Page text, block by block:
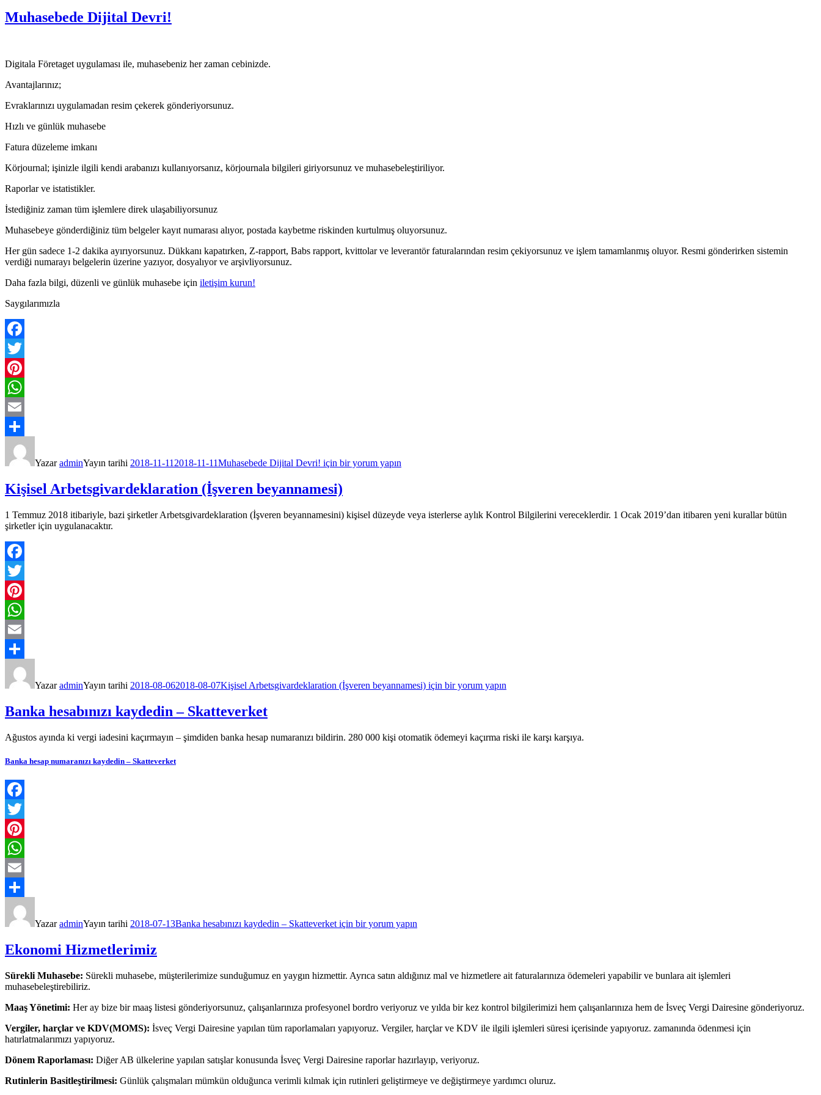
Muhasebede Dijital Devri!
Digitala Företaget uygulaması ile, muhasebeniz her zaman cebinizde.
Avantajlarınız;
Evraklarınızı uygulamadan resim çekerek gönderiyorsunuz.
Hızlı ve günlük muhasebe
Fatura düzeleme imkanı
Körjournal; işinizle ilgili kendi arabanızı kullanıyorsanız, körjournala bilgileri giriyorsunuz ve muhasebeleştiriliyor.
Raporlar ve istatistikler.
İstediğiniz zaman tüm işlemlere direk ulaşabiliyorsunuz
Muhasebeye gönderdiğiniz tüm belgeler kayıt numarası alıyor, postada kaybetme riskinden kurtulmuş oluyorsunuz.
Her gün sadece 1-2 dakika ayırıyorsunuz. Dükkanı kapatırken, Z-rapport, Babs rapport, kvittolar ve leverantör faturalarından resim çekiyorsunuz ve işlem tamamlanmış oluyor. Resmi gönderirken sistemin
verdiği numarayı belgelerin üzerine yazıyor, dosyalıyor ve arşivliyorsunuz.
Daha fazla bilgi, düzenli ve günlük muhasebe için iletişim kurun!
Saygılarımızla
Facebook
Twitter
Pinterest
WhatsApp
Email
Share
YazaradminYayın tarihi 2018-11-11 2018-11-11Muhasebede Dijital Devri! için bir yorum yapın
Kişisel Arbetsgivar­deklaration (İşveren beyannamesi)
1 Temmuz 2018 itibariyle, bazi şirketler Arbetsgivar­deklaration (İşveren beyannamesini) kişisel düzeyde veya isterlerse aylık Kontrol Bilgilerini vereceklerdir. 1 Ocak 2019’dan itibaren yeni kurallar bütün
şirketler için uygulanacaktır.
Facebook
Twitter
Pinterest
WhatsApp
Email
Share
YazaradminYayın tarihi 2018-08-062018-08-07Kişisel Arbetsgivar­deklaration (İşveren beyannamesi) için bir yorum yapın
Banka hesabınızı kaydedin – Skatteverket
Ağustos ayında ki vergi iadesini kaçırmayın – şimdiden banka hesap numaranızı bildirin. 280 000 kişi otomatik ödemeyi kaçırma riski ile karşı karşıya.
Banka hesap numaranızı kaydedin – Skatteverket
Facebook
Twitter
Pinterest
WhatsApp
Email
Share
YazaradminYayın tarihi 2018-07-13Banka hesabınızı kaydedin – Skatteverket için bir yorum yapın
Ekonomi Hizmetlerimiz
Sürekli Muhasebe: Sürekli muhasebe, müşterilerimize sunduğumuz en yaygın hizmettir. Ayrıca satın aldığınız mal ve hizmetlere ait faturalarınıza ödemeleri yapabilir ve bunlara ait işlemleri
muhasebeleştirebiliriz.
Maaş Yönetimi: Her ay bize bir maaş listesi gönderiyorsunuz, çalışanlarınıza profesyonel bordro veriyoruz ve yılda bir kez kontrol bilgilerimizi hem çalışanlarınıza hem de İsveç Vergi Dairesine gönderiyoruz.
Vergiler, harçlar ve KDV(MOMS): İsveç Vergi Dairesine yapılan tüm raporlamaları yapıyoruz. Vergiler, harçlar ve KDV ile ilgili işlemleri süresi içerisinde yapıyoruz. zamanında ödenmesi için
hatırlatmalarımızı yapıyoruz.
Dönem Raporlaması: Diğer AB ülkelerine yapılan satışlar konusunda İsveç Vergi Dairesine raporlar hazırlayıp, veriyoruz.
Rutinlerin Basitleştirilmesi: Günlük çalışmaları mümkün olduğunca verimli kılmak için rutinleri geliştirmeye ve değiştirmeye yardımcı oluruz.